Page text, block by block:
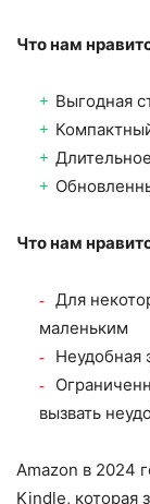
Что нам
Выгодная
Что нам
Для
маленьким
Неудобная
вызвать
Amazon в 2024
Kindle, которая